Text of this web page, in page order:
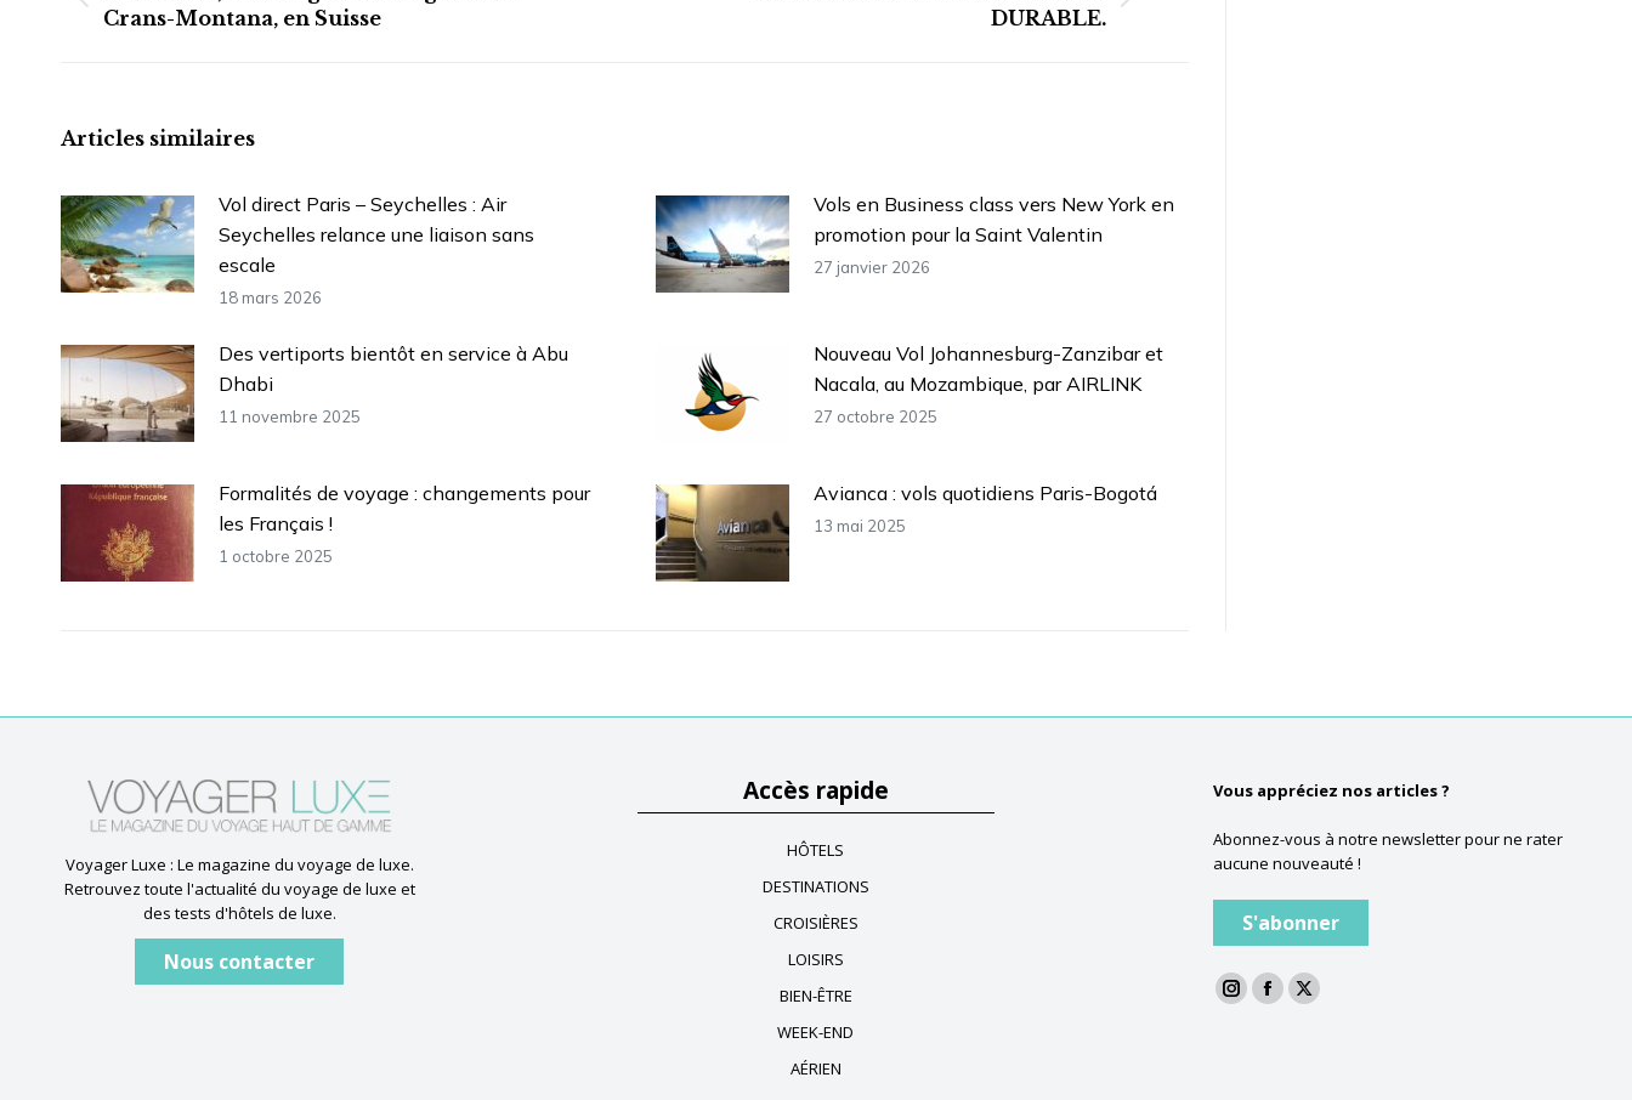
Crans-Montana, en Suisse
DURABLE.
Articles similaires
Vol direct Paris – Seychelles : Air
Seychelles relance une liaison sans
escale
18 mars 2026
Vols en Business class vers New York en
promotion pour la Saint Valentin
27 janvier 2026
Des vertiports bientôt en service à Abu
Dhabi
11 novembre 2025
Nouveau Vol Johannesburg-Zanzibar et
Nacala, au Mozambique, par AIRLINK
27 octobre 2025
Formalités de voyage : changements pour
les Français !
1 octobre 2025
Avianca : vols quotidiens Paris-Bogotá
13 mai 2025
Voyager Luxe : Le magazine du voyage de luxe.
Retrouvez toute l'actualité du voyage de luxe et
des tests d'hôtels de luxe.
Nous contacter
Accès rapide
HÔTELS
DESTINATIONS
CROISIÈRES
LOISIRS
BIEN-ÊTRE
WEEK-END
AÉRIEN
Vous appréciez nos articles ?
Abonnez-vous à notre newsletter pour ne rater
aucune nouveauté !
S'abonner
La
La
La